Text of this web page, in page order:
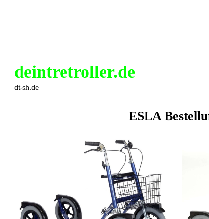
deintretroller.de
dt-sh.de
ESLA